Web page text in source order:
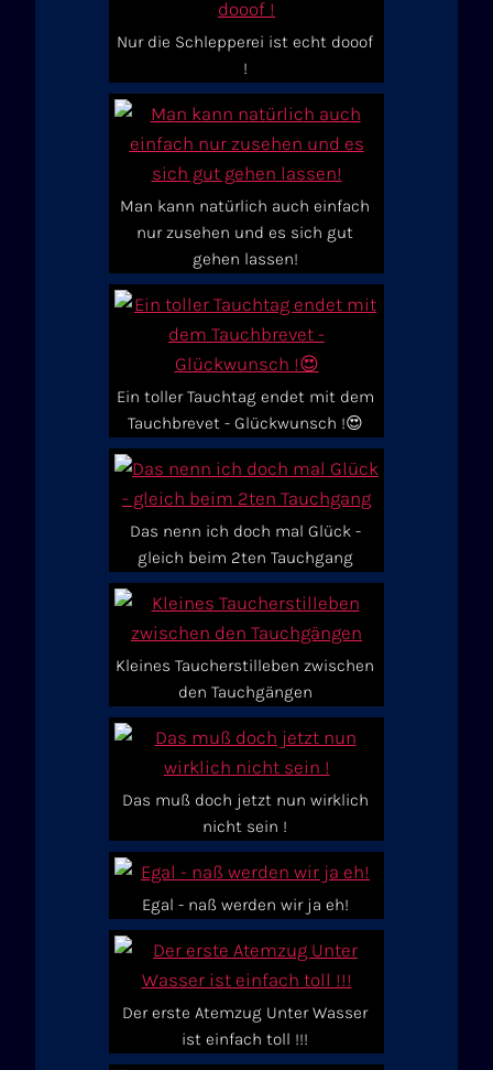
Nur die Schlepperei ist echt dooof
!
Man kann natürlich auch einfach
nur zusehen und es sich gut
gehen lassen!
Ein toller Tauchtag endet mit dem
Tauchbrevet - Glückwunsch !😍
Das nenn ich doch mal Glück -
gleich beim 2ten Tauchgang
Kleines Taucherstilleben zwischen
den Tauchgängen
Das muß doch jetzt nun wirklich
nicht sein !
Egal - naß werden wir ja eh!
Der erste Atemzug Unter Wasser
ist einfach toll !!!